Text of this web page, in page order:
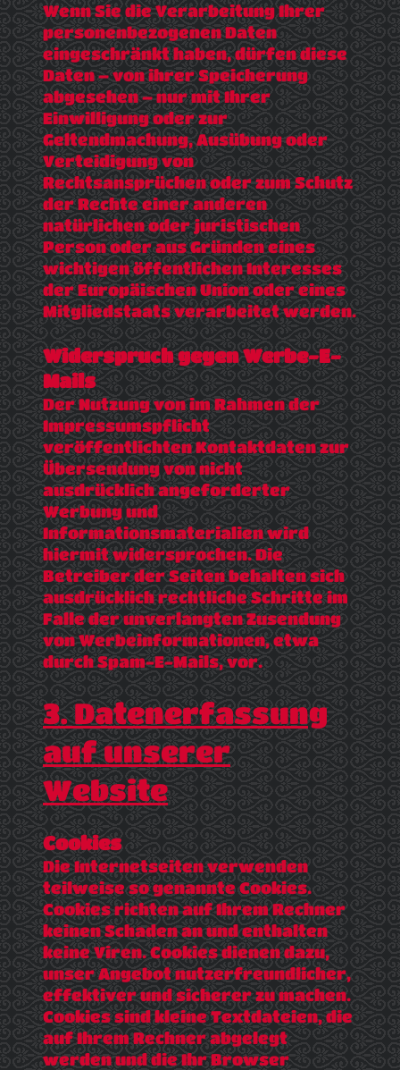
Wenn Sie die Verarbeitung Ihrer
personenbezogenen Daten
eingeschränkt haben, dürfen diese
Daten – von ihrer Speicherung
abgesehen – nur mit Ihrer
Einwilligung oder zur
Geltendmachung, Ausübung oder
Verteidigung von
Rechtsansprüchen oder zum Schutz
der Rechte einer anderen
natürlichen oder juristischen
Person oder aus Gründen eines
wichtigen öffentlichen Interesses
der Europäischen Union oder eines
Mitgliedstaats verarbeitet werden.
Widerspruch gegen Werbe-E-
Mails
Der Nutzung von im Rahmen der
Impressumspflicht
veröffentlichten Kontaktdaten zur
Übersendung von nicht
ausdrücklich angeforderter
Werbung und
Informationsmaterialien wird
hiermit widersprochen. Die
Betreiber der Seiten behalten sich
ausdrücklich rechtliche Schritte im
Falle der unverlangten Zusendung
von Werbeinformationen, etwa
durch Spam-E-Mails, vor.
3. Datenerfassung
auf unserer
Website
Cookies
Die Internetseiten verwenden
teilweise so genannte Cookies.
Cookies richten auf Ihrem Rechner
keinen Schaden an und enthalten
keine Viren. Cookies dienen dazu,
unser Angebot nutzerfreundlicher,
effektiver und sicherer zu machen.
Cookies sind kleine Textdateien, die
auf Ihrem Rechner abgelegt
werden und die Ihr Browser